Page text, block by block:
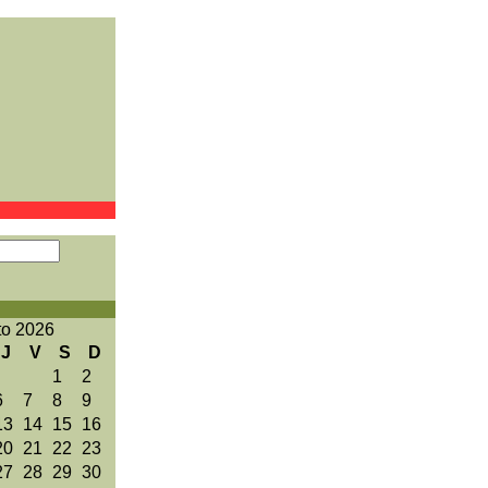
2026
J V S
D
1
2
7 8
9
14 15 16
21 22
23
28 29 30